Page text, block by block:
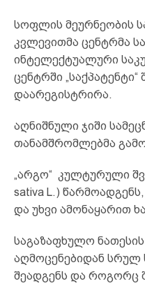
სოფლის მეურნეობის
კვლევითმა ცენტრმა
ინტელექტუალური
ცენტრში
დაარეგისტრირა.
აღნიშნული ჯიში
თანამშრომლებმა
„არგო“ კულტურული
sativa L.)
და უხვი ამონაყარით
საგაზაფხულო
აღმოცენებიდან სრულ
შეადგენს და როგორც